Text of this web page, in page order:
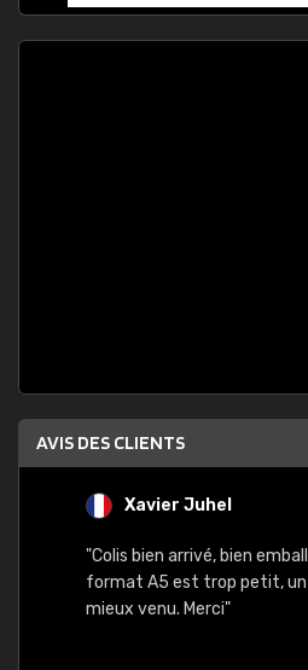
AVIS DES CLIENTS
Xavier Juhel
"Colis bien arrivé, bien
format A5 est trop petit,
mieux venu. Merci"